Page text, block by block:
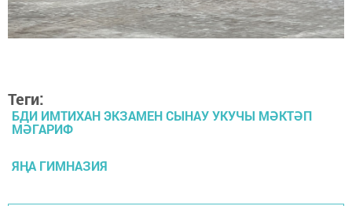
Теги:
БДИ ИМТИХАН ЭКЗАМЕН СЫНАУ УКУЧЫ МӘКТӘП
МӘГАРИФ
ЯҢА ГИМНАЗИЯ